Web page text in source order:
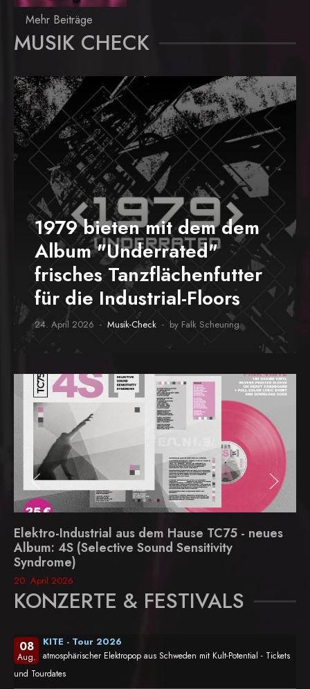
Mehr Beiträge
MUSIK CHECK
1979 bieten mit dem dem
Album "Underrated"
frisches Tanzflächenfutter
für die Industrial-Floors
24. April 2026 Musik-Check by Falk Scheuring
Elektro-Industrial aus dem Hause TC75 - neues
Album: 4S (Selective Sound Sensitivity
Syndrome)
20. April 2026
KONZERTE & FESTIVALS
08
Aug.
KITE - Tour 2026
atmosphärischer Elektropop aus Schweden mit Kult-Potential - Tickets
und Tourdates